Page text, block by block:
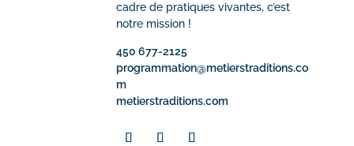
cadre de pratiques vivantes, c’est
notre mission !
450 677-2125
programmation@metierstraditions.co
m
metierstraditions.com